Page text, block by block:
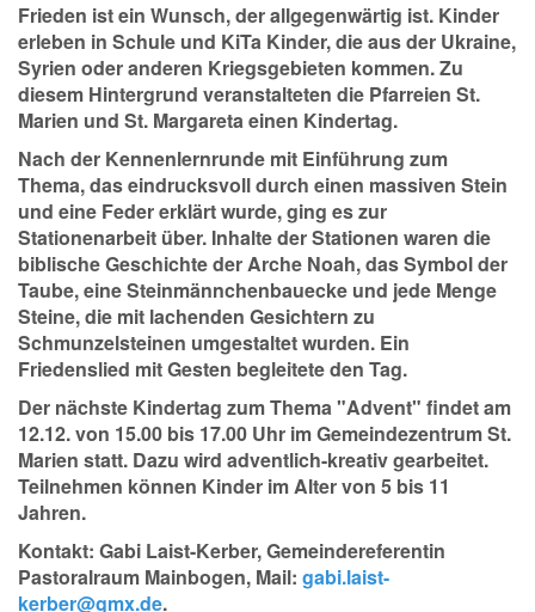
Frieden ist ein Wunsch, der allgegenwärtig ist. Kinder
erleben in Schule und KiTa Kinder, die aus der Ukraine,
Syrien oder anderen Kriegsgebieten kommen. Zu
diesem Hintergrund veranstalteten die Pfarreien St.
Marien und St. Margareta einen Kindertag.
Nach der Kennenlernrunde mit Einführung zum
Thema, das eindrucksvoll durch einen massiven Stein
und eine Feder erklärt wurde, ging es zur
Stationenarbeit über. Inhalte der Stationen waren die
biblische Geschichte der Arche Noah, das Symbol der
Taube, eine Steinmännchenbauecke und jede Menge
Steine, die mit lachenden Gesichtern zu
Schmunzelsteinen umgestaltet wurden. Ein
Friedenslied mit Gesten begleitete den Tag.
Der nächste Kindertag zum Thema "Advent" findet am
12.12. von 15.00 bis 17.00 Uhr im Gemeindezentrum St.
Marien statt. Dazu wird adventlich-kreativ gearbeitet.
Teilnehmen können Kinder im Alter von 5 bis 11
Jahren.
Kontakt: Gabi Laist-Kerber, Gemeindereferentin
Pastoralraum Mainbogen, Mail: gabi.laist-
kerber@gmx.de.